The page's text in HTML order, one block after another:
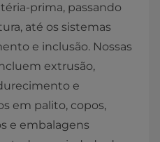
prima, passando
até os sistemas
e inclusão. Nossas
extrusão,
e
em palito, copos,
e embalagens